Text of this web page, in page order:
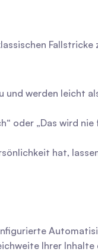
Fallstricke
und werden leicht
oder „Das wird
hat,
Ihrer